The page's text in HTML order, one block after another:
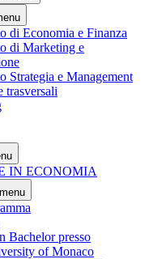
di Economia e Finanza
di Marketing e
Strategia e Management
trasversali
IN ECONOMIA
Bachelor presso
of Monaco